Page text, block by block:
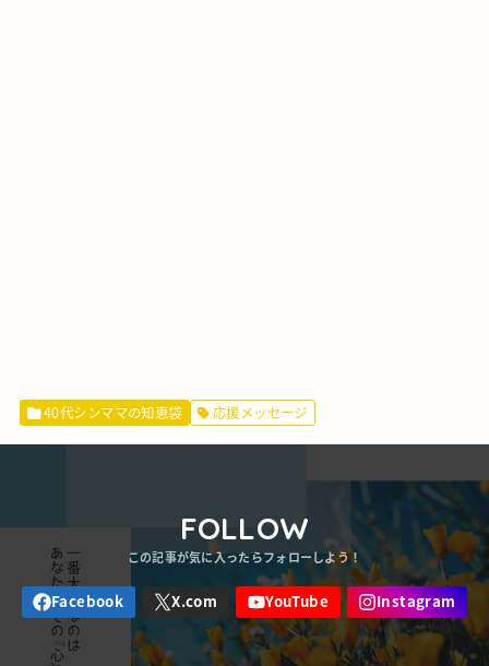
40代シンママの知恵袋 応援メッセージ
FOLLOW